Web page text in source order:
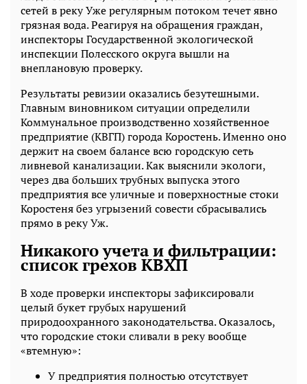
сетей в реку Уже регулярным потоком течет явно
грязная вода. Реагируя на обращения граждан,
инспекторы Государственной экологической
инспекции Полесского округа вышли на
внеплановую проверку.
Результаты ревизии оказались безутешными.
Главным виновником ситуации определили
Коммунальное производственно хозяйственное
предприятие (КВГП) города Коростень. Именно оно
держит на своем балансе всю городскую сеть
ливневой канализации. Как выяснили экологи,
через два больших трубных выпуска этого
предприятия все уличные и поверхностные стоки
Коростеня без угрызений совести сбрасывались
прямо в реку Уж.
Никакого учета и фильтрации:
список грехов КВХП
В ходе проверки инспекторы зафиксировали
целый букет грубых нарушений
природоохранного законодательства. Оказалось,
что городские стоки сливали в реку вообще
«втемную»:
У предприятия полностью отсутствует